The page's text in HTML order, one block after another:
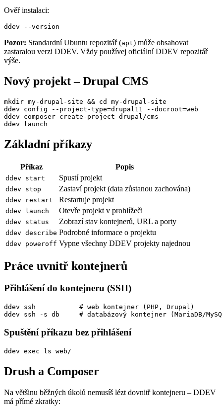
Ověř instalaci:
ddev --version
Pozor: Standardní Ubuntu repozitář (apt) může obsahovat
zastaralou verzi DDEV. Vždy používej oficiální DDEV repozitář
výše.
Nový projekt – Drupal CMS
mkdir my-drupal-site && cd my-drupal-site
ddev config --project-type=drupal11 --docroot=web
ddev composer create-project drupal/cms
ddev launch
Základní příkazy
Příkaz Popis
ddev start Spustí projekt
ddev stop Zastaví projekt (data zůstanou zachována)
ddev restart Restartuje projekt
ddev launch Otevře projekt v prohlížeči
ddev status Zobrazí stav kontejnerů, URL a porty
ddev describe Podrobné informace o projektu
ddev poweroff Vypne všechny DDEV projekty najednou
Práce uvnitř kontejnerů
Přihlášení do kontejneru (SSH)
ddev ssh           # web kontejner (PHP, Drupal)
ddev ssh -s db     # databázový kontejner (MariaDB/
Spuštění příkazu bez přihlášení
ddev exec ls web/
Drush a Composer
Na většinu běžných úkolů nemusíš lézt dovnitř kontejneru – DDEV
má přímé zkratky: